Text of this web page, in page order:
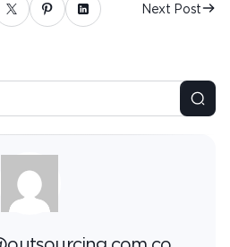
Next Post